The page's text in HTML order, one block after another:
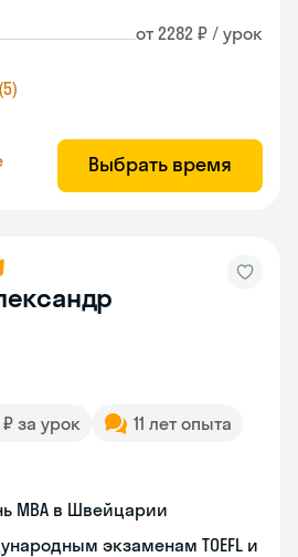
от 2282 ₽ / урок
Выбрать время
₽ за урок
11 лет опыта
MBA в Швейцарии
экзаменам TOEFL и